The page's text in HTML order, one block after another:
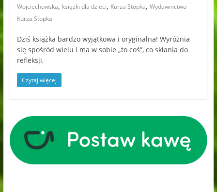
Wojciechowska, książki dla dzieci, Kurza Stopka, Wydawnictwo
Kurza Stopka
Dziś książka bardzo wyjątkowa i oryginalna! Wyróżnia
się spośród wielu i ma w sobie „to coś”, co skłania do
refleksji,
Czytaj więcej